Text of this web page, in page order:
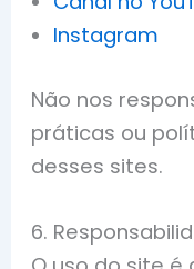
Instagram
Não nos
práticas ou
desses sites.
6.